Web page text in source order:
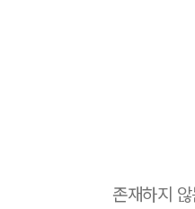
존재하지